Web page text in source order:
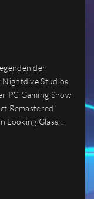
der
Nightdive Studios
PC Gaming Show
Remastered“
Looking Glass…